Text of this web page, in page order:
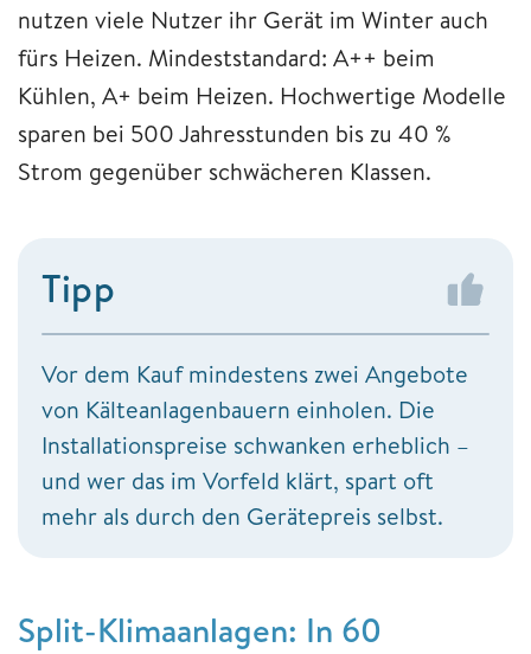
nutzen viele Nutzer ihr Gerät im Winter auch
fürs Heizen. Mindeststandard: A++ beim
Kühlen, A+ beim Heizen. Hochwertige Modelle
sparen bei 500 Jahresstunden bis zu 40 %
Strom gegenüber schwächeren Klassen.
Tipp
Vor dem Kauf mindestens zwei Angebote
von Kälteanlagenbauern einholen. Die
Installationspreise schwanken erheblich –
und wer das im Vorfeld klärt, spart oft
mehr als durch den Gerätepreis selbst.
Split-Klimaanlagen: In 60